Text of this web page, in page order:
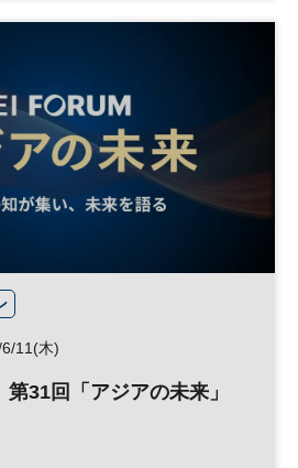
11(木)
31回「アジアの未来」